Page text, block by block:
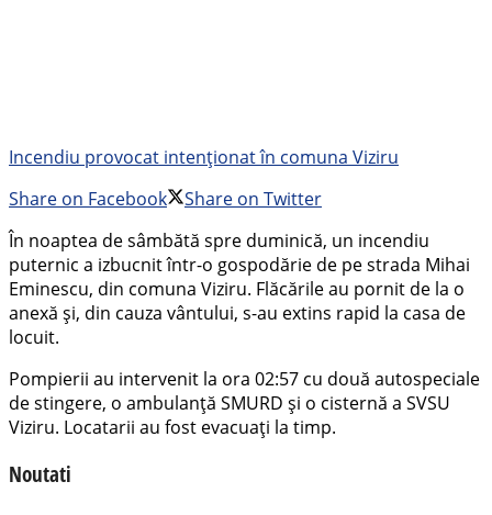
Incendiu provocat intenționat în comuna Viziru
Share on Facebook
Share on Twitter
În noaptea de sâmbătă spre duminică, un incendiu
puternic a izbucnit într-o gospodărie de pe strada Mihai
Eminescu, din comuna Viziru. Flăcările au pornit de la o
anexă și, din cauza vântului, s-au extins rapid la casa de
locuit.
Pompierii au intervenit la ora 02:57 cu două autospeciale
de stingere, o ambulanță SMURD și o cisternă a SVSU
Viziru. Locatarii au fost evacuați la timp.
Noutati